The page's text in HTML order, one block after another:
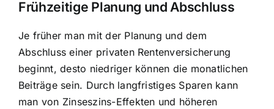
Frühzeitige Planung und Abschluss
Je früher man mit der Planung und dem
Abschluss einer privaten Rentenversicherung
beginnt, desto niedriger können die monatlichen
Beiträge sein. Durch langfristiges Sparen kann
man von Zinseszins-Effekten und höheren